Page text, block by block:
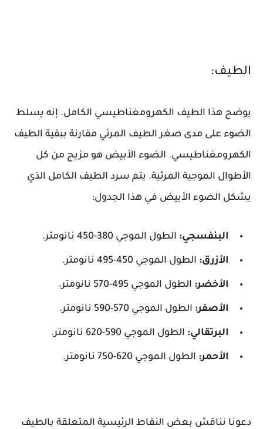
الطيف:
يوضح هذا الطيف الكهرومغناطيسي الكامل. إنه يسلط
الضوء على مدى صغر الطيف المرئي مقارنة ببقية الطيف
الكهرومغناطيسي. الضوء الأبيض هو مزيج من كل
الأطوال الموجية المرئية. يتم سرد الطيف الكامل الذي
يشكل الضوء الأبيض في هذا الجدول:
البنفسجي: الطول الموجي 380-450 نانومتر.
الأزرق: الطول الموجي 450-495 نانومتر.
الأخضر: الطول الموجي 495-570 نانومتر.
الأصفر: الطول الموجي 570-590 نانومتر.
البرتقالي: الطول الموجي 590-620 نانومتر.
الأحمر: الطول الموجي 620-750 نانومتر.
دعونا نناقش بعض النقاط الرئيسية المتعلقة بالطيف